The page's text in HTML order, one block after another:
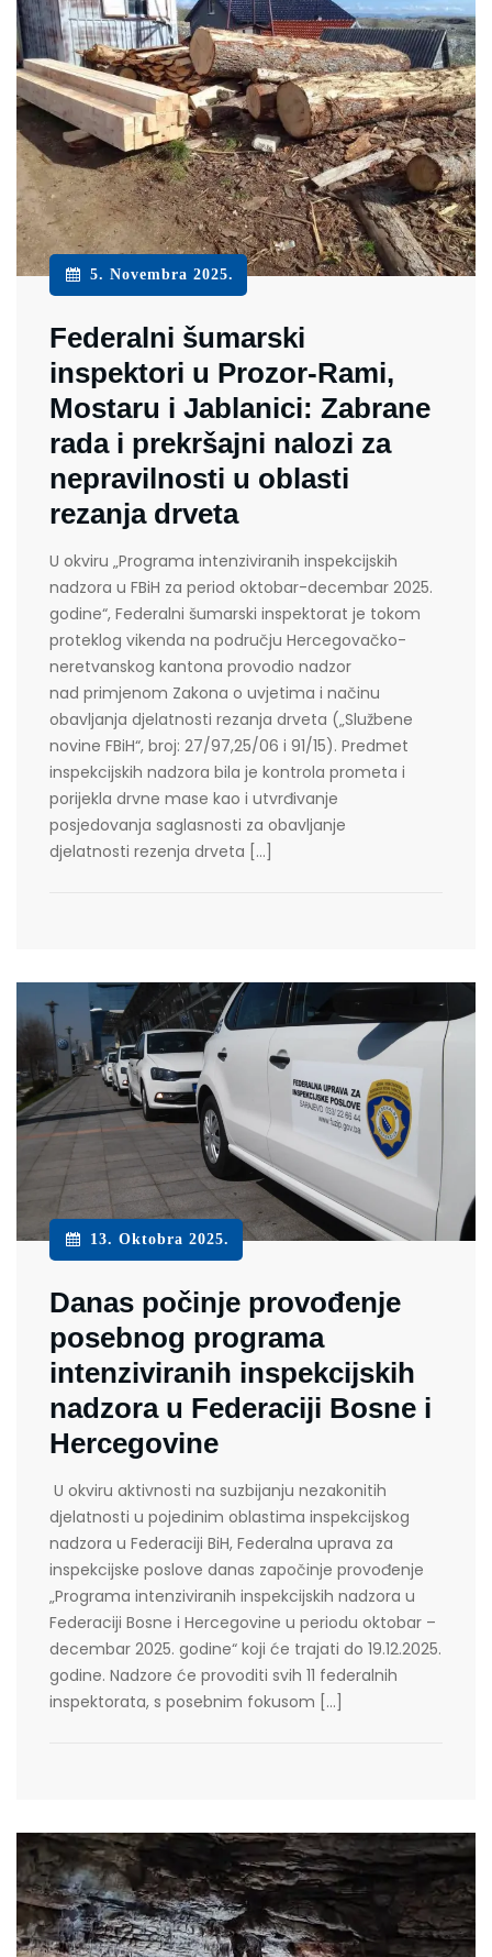
5. Novembra 2025.
Federalni šumarski
inspektori u Prozor-Rami,
Mostaru i Jablanici: Zabrane
rada i prekršajni nalozi za
nepravilnosti u oblasti
rezanja drveta
U okviru „Programa intenziviranih inspekcijskih
nadzora u FBiH za period oktobar-decembar 2025.
godine“, Federalni šumarski inspektorat je tokom
proteklog vikenda na području Hercegovačko-
neretvanskog kantona provodio nadzor
nad primjenom Zakona o uvjetima i načinu
obavljanja djelatnosti rezanja drveta („Službene
novine FBiH“, broj: 27/97,25/06 i 91/15). Predmet
inspekcijskih nadzora bila je kontrola prometa i
porijekla drvne mase kao i utvrđivanje
posjedovanja saglasnosti za obavljanje
djelatnosti rezenja drveta […]
13. Oktobra 2025.
Danas počinje provođenje
posebnog programa
intenziviranih inspekcijskih
nadzora u Federaciji Bosne i
Hercegovine
U okviru aktivnosti na suzbijanju nezakonitih
djelatnosti u pojedinim oblastima inspekcijskog
nadzora u Federaciji BiH, Federalna uprava za
inspekcijske poslove danas započinje provođenje
„Programa intenziviranih inspekcijskih nadzora u
Federaciji Bosne i Hercegovine u periodu oktobar –
decembar 2025. godine“ koji će trajati do 19.12.2025.
godine. Nadzore će provoditi svih 11 federalnih
inspektorata, s posebnim fokusom […]